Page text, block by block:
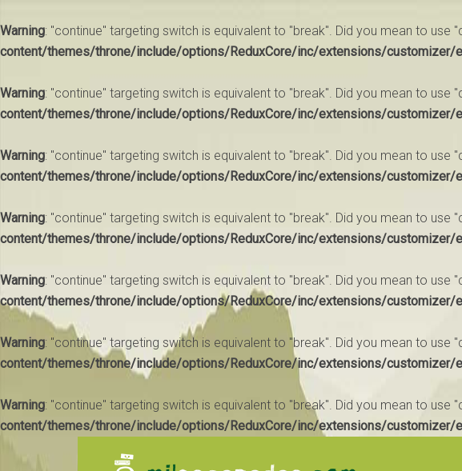
Warning: "continue" targeting switch is equivalent to "break". Did you mean to use
content/themes/throne/include/options/ReduxCore/inc/extensions/customizer/
Warning: "continue" targeting switch is equivalent to "break". Did you mean to use
content/themes/throne/include/options/ReduxCore/inc/extensions/customizer/
Warning: "continue" targeting switch is equivalent to "break". Did you mean to use
content/themes/throne/include/options/ReduxCore/inc/extensions/customizer/
Warning: "continue" targeting switch is equivalent to "break". Did you mean to use
content/themes/throne/include/options/ReduxCore/inc/extensions/customizer/
Warning: "continue" targeting switch is equivalent to "break". Did you mean to use
content/themes/throne/include/options/ReduxCore/inc/extensions/customizer/
Warning: "continue" targeting switch is equivalent to "break". Did you mean to use
content/themes/throne/include/options/ReduxCore/inc/extensions/customizer/
Warning: "continue" targeting switch is equivalent to "break". Did you mean to use
content/themes/throne/include/options/ReduxCore/inc/extensions/customizer/